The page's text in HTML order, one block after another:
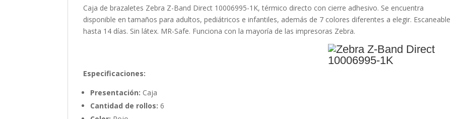
Caja de brazaletes Zebra Z-Band Direct 10006995-1K, térmico directo con cierre adhesivo. Se encuentra
disponible en tamaños para adultos, pediátricos e infantiles, además de 7 colores diferentes a elegir. Escaneable
hasta 14 días. Sin látex. MR-Safe. Funciona con la mayoría de las impresoras Zebra.
Especificaciones:
Presentación: Caja
Cantidad de rollos: 6